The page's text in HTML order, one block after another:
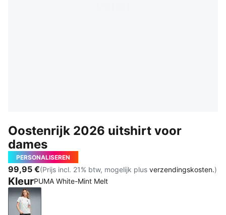
Oostenrijk 2026 uitshirt voor
dames
PERSONALISEREN
99,95 €(Prijs incl. 21% btw, mogelijk plus verzendingskosten.)
KleurPUMA White-Mint Melt
PUMA White-Mint Melt